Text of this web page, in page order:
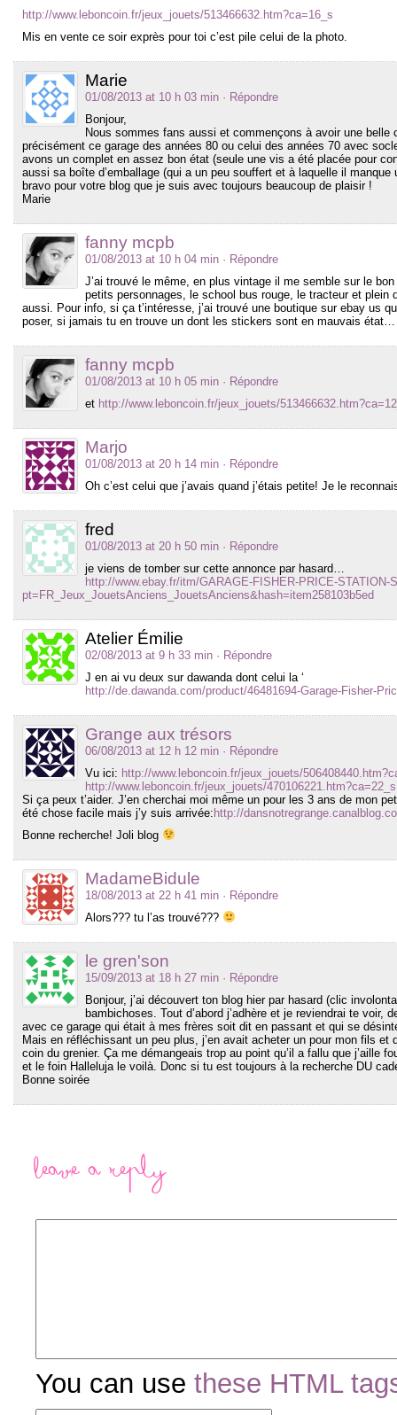
http://www.leboncoin.fr/jeux_jouets/513466632.htm?ca=16_s
Mis en vente ce soir exprès pour toi c’est pile celui de la photo.
Marie
01/08/2013 at 10 h 03 min · Répondre
Bonjour,
Nous sommes fans aussi et commençons à avoir une belle
précisément ce garage des années 80 ou celui des années 70 avec
avons un complet en assez bon état (seule une vis a été placée pour
aussi sa boîte d’emballage (qui a un peu souffert et à laquelle il
bravo pour votre blog que je suis avec toujours beaucoup de plaisir !
Marie
fanny mcpb
01/08/2013 at 10 h 04 min · Répondre
J’ai trouvé le même, en plus vintage il me semble sur le
petits personnages, le school bus rouge, le tracteur et plein
aussi. Pour info, si ça t’intéresse, j’ai trouvé une boutique sur ebay us
poser, si jamais tu en trouve un dont les stickers sont en mauvais état…
fanny mcpb
01/08/2013 at 10 h 05 min · Répondre
et http://www.leboncoin.fr/jeux_jouets/
Marjo
01/08/2013 at 20 h 14 min · Répondre
Oh c’est celui que j’avais quand j’étais petite! Je le
fred
01/08/2013 at 20 h 50 min · Répondre
je viens de tomber sur cette annonce par hasard…
http://www.ebay.fr/itm/GARAGE-FISHER-PRICE-
pt=FR_Jeux_JouetsAnciens_JouetsAnciens&hash=item258103b5ed
Atelier Émilie
02/08/2013 at 9 h 33 min · Répondre
J en ai vu deux sur dawanda dont celui la ‘
http://de.dawanda.com/product/46481694-Garage-Fisher-
Grange aux trésors
06/08/2013 at 12 h 12 min · Répondre
Vu ici: http://www.leboncoin.fr/jeux_jouets/
http://www.leboncoin.fr/jeux_jouets/470106221.htm?ca=22_s
Si ça peux t’aider. J’en cherchai moi même un pour les 3 ans de mon
été chose facile mais j’y suis arrivée: http://
Bonne recherche! Joli blog
MadameBidule
18/08/2013 at 22 h 41 min · Répondre
Alors??? tu l’as trouvé???
le gren'son
15/09/2013 at 18 h 27 min · Répondre
Bonjour, j’ai découvert ton blog hier par hasard (clic
bambichoses. Tout d’abord j’adhère et je reviendrai te voir,
avec ce garage qui était à mes frères soit dit en passant et qui se
Mais en réfléchissant un peu plus, j’en avait acheter un pour mon fils et
coin du grenier. Ça me démangeais trop au point qu’il a fallu que j’aille
et le foin Halleluja le voilà. Donc si tu est toujours à la recherche DU
Bonne soirée
Leave a Reply
You can use these HTML